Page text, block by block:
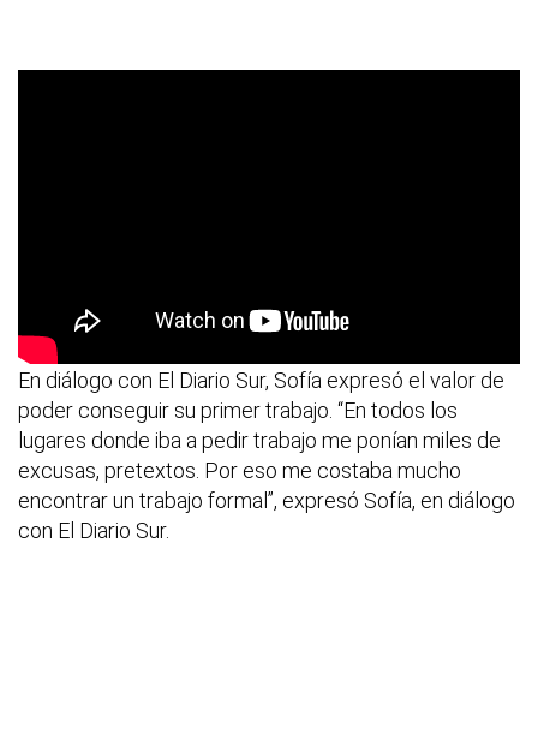
En diálogo con El Diario Sur, Sofía expresó el valor de
poder conseguir su primer trabajo. “En todos los
lugares donde iba a pedir trabajo me ponían miles de
excusas, pretextos. Por eso me costaba mucho
encontrar un trabajo formal”, expresó Sofía, en diálogo
con El Diario Sur.